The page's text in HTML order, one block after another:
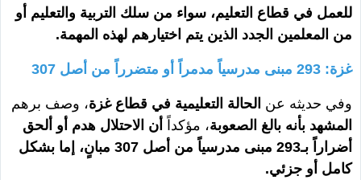
للعمل في قطاع التعليم، سواء من سلك التربية والتعليم أو
من المعلمين الجدد الذين يتم اختيارهم لهذه المهمة.
غزة: 293 مبنى مدرسياً مدمراً أو متضرراً من أصل 307
وفي حديثه عن الحالة التعليمية في قطاع غزة، وصف برهم
المشهد بأنه بالغ الصعوبة، مؤكداً أن الاحتلال هدم أو ألحق
أضراراً بـ293 مبنى مدرسياً من أصل 307 مبانٍ، إما بشكل
كامل أو جزئي.